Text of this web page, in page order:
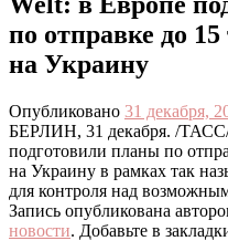
по отправке до
на Украину
Опубликовано 31 декабря,
БЕРЛИН, 31 декабря. /ТАСС/
подготовили планы по
на Украину в рамках так
для контроля над
Запись опубликована
новости. Добавьте в